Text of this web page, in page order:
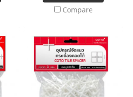
Compare